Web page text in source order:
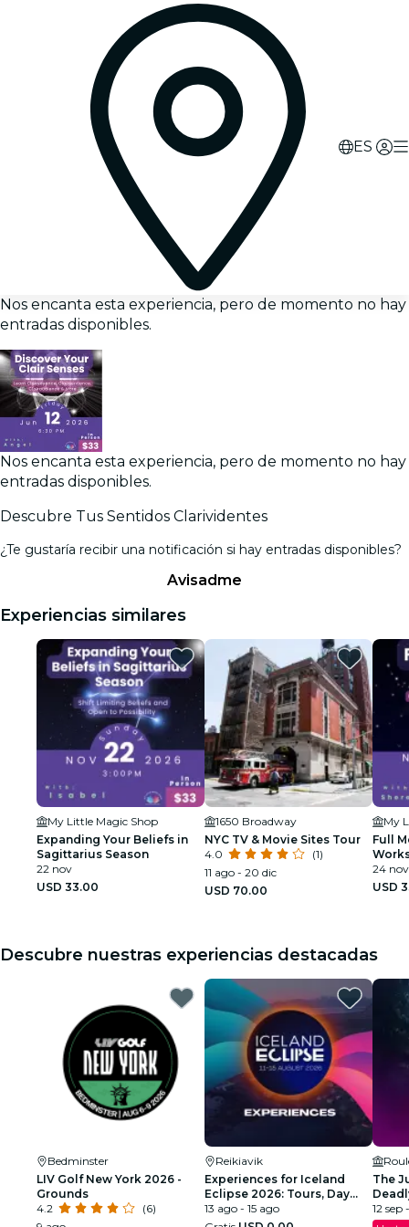
ES
Nos encanta esta experiencia, pero de momento no hay
entradas disponibles.
Nos encanta esta experiencia, pero de momento no hay
entradas disponibles.
Descubre Tus Sentidos Clarividentes
¿Te gustaría recibir una notificación si hay entradas disponibles?
Avisadme
Experiencias similares
My Little Magic Shop
Expanding Your Beliefs in
Sagittarius Season
22 nov
USD 33.00
1650 Broadway
NYC TV & Movie Sites Tour
4.0
(1)
11 ago - 20 dic
USD 70.00
My
Full
24 nov
USD
Descubre nuestras experiencias destacadas
Bedminster
LIV Golf New York 2026 -
Grounds
4.2
(6)
Reikiavik
Experiences for Iceland
Eclipse 2026: Tours, Day
Trips & Festival Side Quests
13 ago - 15 ago
The
York
12 sep